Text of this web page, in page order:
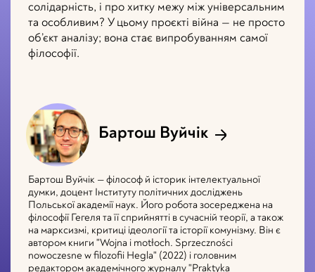
солідарність, і про хитку межу між універсальним
та особливим? У цьому проєкті війна — не просто
об’єкт аналізу; вона стає випробуванням самої
філософії.
Бартош Вуйчік
Бартош Вуйчік — філософ й історик інтелектуальної
думки, доцент Інституту політичних досліджень
Польської академії наук. Його робота зосереджена на
філософії Гегеля та її сприйнятті в сучасній теорії, а також
на марксизмі, критиці ідеології та історії комунізму. Він є
автором книги "Wojna i motłoch. Sprzeczności
nowoczesne w filozofii Hegla" (2022) і головним
редактором академічного журналу "Praktyka